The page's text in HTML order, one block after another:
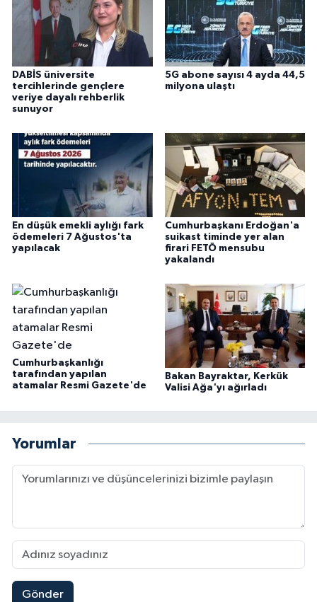
DABİS üniversite
tercihlerinde gençlere
veriye dayalı rehberlik
sunuyor
5G abone sayısı 4 ayda 44,5
milyona ulaştı
En düşük emekli aylığı fark
ödemeleri 7 Ağustos'ta
yapılacak
Cumhurbaşkanı Erdoğan'a
suikast timinde yer alan
firari FETÖ mensubu
yakalandı
Cumhurbaşkanlığı
tarafından yapılan
atamalar Resmi Gazete'de
Bakan Bayraktar, Kerkük
Valisi Ağa'yı ağırladı
Yorumlar
Gönder